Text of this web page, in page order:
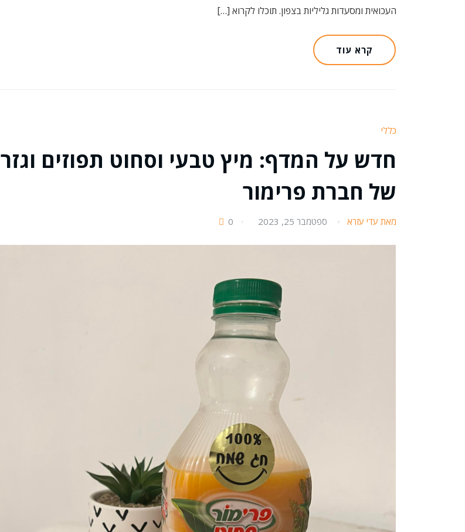
העכואית ומסעדות גליליות בצפון. תוכלו לקרוא […]
קרא עוד
כללי
חדש על המדף: מיץ טבעי וסחוט תפוזים וגזר
של חברת פרימור
מאת עדי עזרא ספטמבר 25, 2023 0